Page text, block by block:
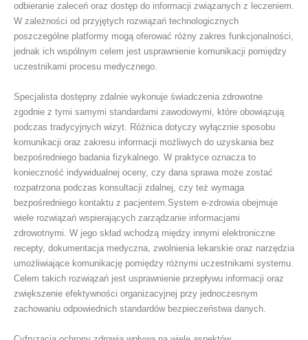
odbieranie zaleceń oraz dostęp do informacji związanych z leczeniem.
W zależności od przyjętych rozwiązań technologicznych
poszczególne platformy mogą oferować różny zakres funkcjonalności,
jednak ich wspólnym celem jest usprawnienie komunikacji pomiędzy
uczestnikami procesu medycznego.
Specjalista dostępny zdalnie wykonuje świadczenia zdrowotne
zgodnie z tymi samymi standardami zawodowymi, które obowiązują
podczas tradycyjnych wizyt. Różnica dotyczy wyłącznie sposobu
komunikacji oraz zakresu informacji możliwych do uzyskania bez
bezpośredniego badania fizykalnego. W praktyce oznacza to
konieczność indywidualnej oceny, czy dana sprawa może zostać
rozpatrzona podczas konsultacji zdalnej, czy też wymaga
bezpośredniego kontaktu z pacjentem.System e-zdrowia obejmuje
wiele rozwiązań wspierających zarządzanie informacjami
zdrowotnymi. W jego skład wchodzą między innymi elektroniczne
recepty, dokumentacja medyczna, zwolnienia lekarskie oraz narzędzia
umożliwiające komunikację pomiędzy różnymi uczestnikami systemu.
Celem takich rozwiązań jest usprawnienie przepływu informacji oraz
zwiększenie efektywności organizacyjnej przy jednoczesnym
zachowaniu odpowiednich standardów bezpieczeństwa danych.